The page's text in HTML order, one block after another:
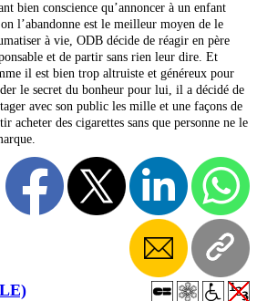
bien conscience qu’annoncer à un enfant
l’abandonne est le meilleur moyen de le
à vie, ODB décide de réagir en père
et de partir sans rien leur dire. Et
il est bien trop altruiste et généreux pour
le secret du bonheur pour lui, il a décidé de
avec son public les mille et une façons de
acheter des cigarettes sans que personne ne le